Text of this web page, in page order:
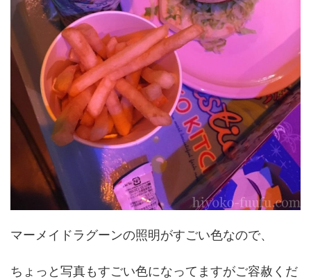
マーメイドラグーンの照明がすごい色なので、
ちょっと写真もすごい色になってますがご容赦くだ